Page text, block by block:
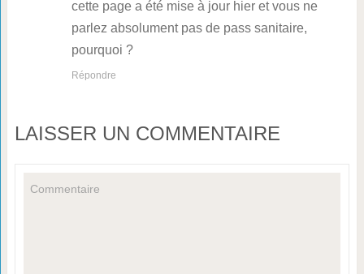
cette page a été mise à jour hier et vous ne
parlez absolument pas de pass sanitaire,
pourquoi ?
Répondre
LAISSER UN COMMENTAIRE